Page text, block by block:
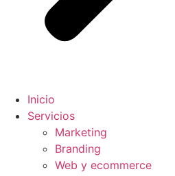
Inicio
Servicios
Marketing
Branding
Web y ecommerce